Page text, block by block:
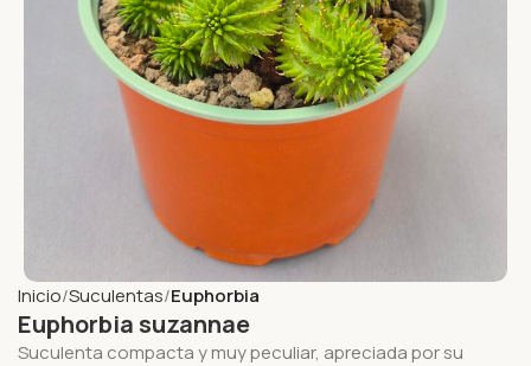
Inicio Suculentas Euphorbia
Euphorbia suzannae
Suculenta compacta y muy peculiar, apreciada por su